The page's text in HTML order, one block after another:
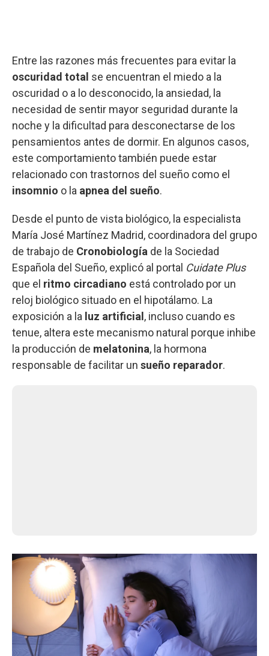
Entre las razones más frecuentes para evitar la
oscuridad total se encuentran el miedo a la
oscuridad o a lo desconocido, la ansiedad, la
necesidad de sentir mayor seguridad durante la
noche y la dificultad para desconectarse de los
pensamientos antes de dormir. En algunos casos,
este comportamiento también puede estar
relacionado con trastornos del sueño como el
insomnio o la apnea del sueño.
Desde el punto de vista biológico, la especialista
María José Martínez Madrid, coordinadora del grupo
de trabajo de Cronobiología de la Sociedad
Española del Sueño, explicó al portal Cuidate Plus
que el ritmo circadiano está controlado por un
reloj biológico situado en el hipotálamo. La
exposición a la luz artificial , incluso cuando es
tenue, altera este mecanismo natural porque inhibe
la producción de melatonina, la hormona
responsable de facilitar un sueño reparador.